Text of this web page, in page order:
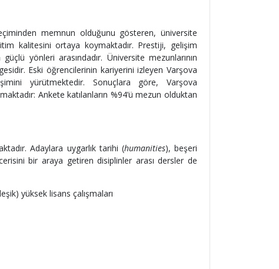
memnun olduğunu gösteren, üniversite
kalitesini ortaya koymaktadır. Prestiji, gelişim
yönleri arasındadır. Üniversite mezunlarının
Eski öğrencilerinin kariyerini izleyen Varşova
yürütmektedir. Sonuçlara göre, Varşova
Ankete katılanların %94’ü mezun olduktan
Adaylara uygarlık tarihi (humanities), beşeri
bir araya getiren disiplinler arası dersler de
yüksek lisans çalışmaları